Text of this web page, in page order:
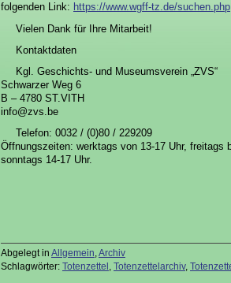
folgenden Link: https://www.wgff-tz.de/suchen.php
Vielen Dank für Ihre Mitarbeit!
Kontaktdaten
Kgl. Geschichts- und Museumsverein „ZVS“
Schwarzer Weg 6
B – 4780 ST.VITH
info@zvs.be
Telefon: 0032 / (0)80 / 229209
Öffnungszeiten: werktags von 13-17 Uhr, freitags
sonntags 14-17 Uhr.
Abgelegt in Allgemein Archiv
Schlagwörter: Totenzettel Totenzettelarchiv,